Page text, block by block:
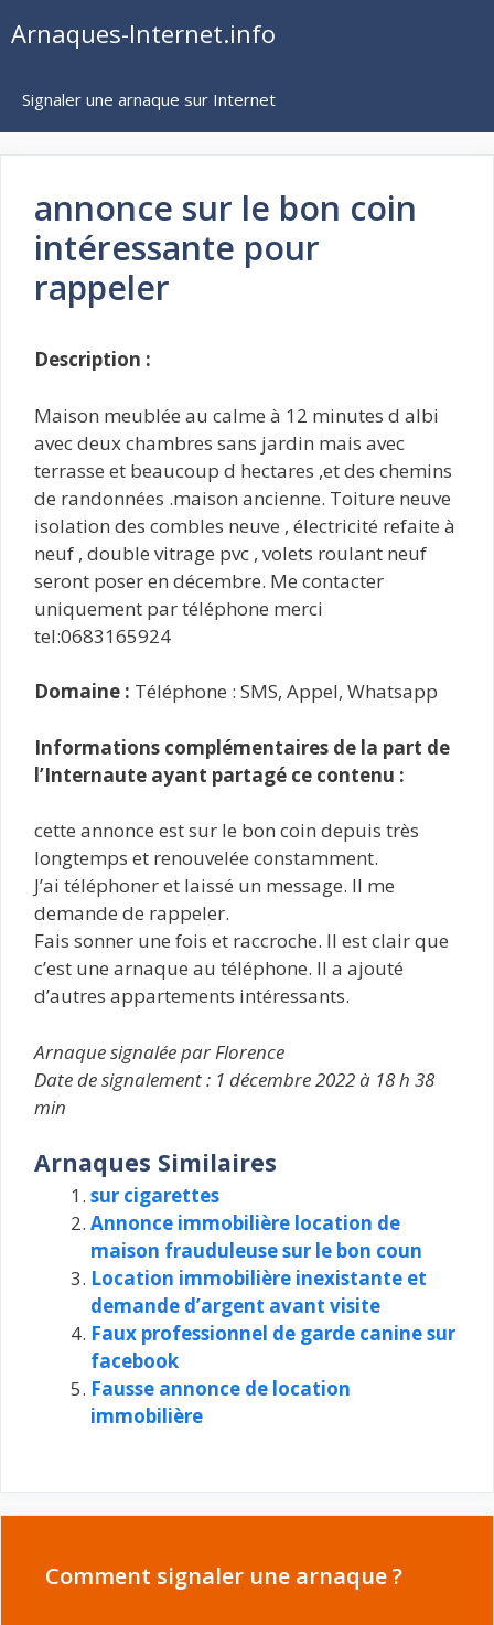
auArnaques-Internet.info
Signaler une arnaque sur Internet
annonce sur le bon coin
intéressante pour
rappeler
Description :
Maison meublée au calme à 12 minutes d albi
avec deux chambres sans jardin mais avec
terrasse et beaucoup d hectares ,et des chemins
de randonnées .maison ancienne. Toiture neuve
isolation des combles neuve , électricité refaite à
neuf , double vitrage pvc , volets roulant neuf
seront poser en décembre. Me contacter
uniquement par téléphone merci
tel:0683165924
Domaine : Téléphone : SMS, Appel, Whatsapp
Informations complémentaires de la part de
l’Internaute ayant partagé ce contenu :
cette annonce est sur le bon coin depuis très
longtemps et renouvelée constamment.
J’ai téléphoner et laissé un message. Il me
demande de rappeler.
Fais sonner une fois et raccroche. Il est clair que
c’est une arnaque au téléphone. Il a ajouté
d’autres appartements intéressants.
Arnaque signalée par Florence
Date de signalement : 1 décembre 2022 à 18 h 38
min
Arnaques Similaires
sur cigarettes
Annonce immobilière location de
maison frauduleuse sur le bon coun
Location immobilière inexistante et
demande d’argent avant visite
Faux professionnel de garde canine sur
facebook
Fausse annonce de location
immobilière
Comment signaler une arnaque ?